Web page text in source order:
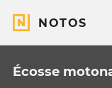
NOTOS
Écosse